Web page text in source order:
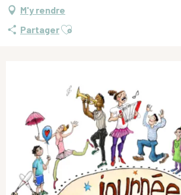
M'y rendre
PartagerAjouter aux favoris